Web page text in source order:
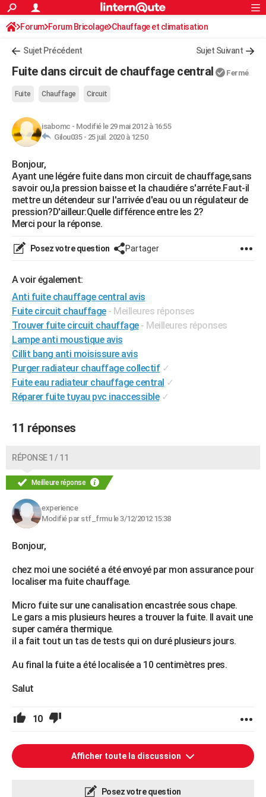
ACTUALITÉS
Politique
Société
Faits Divers
Education
Monde
Villes
+
Essais
Réserver un essai
Citadines
Berlines
SUV
Forum auto
+HIGH-TECH
BRICOLAGE
Forum
Aménagement intérieur
Extérieur
Cuisine
Salle de bains
Jardinage
Rangement
WEEK-END
Guides de France
Escapades
Patrimoine
Expositions
Musées
Week-end nature
+LIFESTYLE
Art de vivre
Bien-être
Loisirs
Mode
Modes de vie
Alimentation
Guide de la santé
Maladies
Médicaments
Sommeil
VOYAGE
Destinations
City break
Voyage nature
Voyage de noces
Forum
Climat
+PHOTO
BONS PLANS
CARTE DE VOEUX
Carte de Noël
Carte Bonne année
Carte Saint-Valentin
Carte Pâques
Carte d'anniversaire
DICTIONNAIRE
Dictionnaire
Biographies
Citations
Expressions
Proverbes
PROGRAMME TV
COPAINS D'AVANT
Rechercher
S'inscrire
Connexion
Forum Forum Bricolage Chauffage et climatisation
Sujet Précédent Sujet Suivant
Fuite dans circuit de chauffage central Fermé
Fuite Chauffage Circuit
isabomc - Modifié le 29 mai 2012 à 16:55
Gilou035 - 25 juil. 2020 à 12:50
Bonjour,
Ayant une légére fuite dans mon circuit de chauffage,sans
savoir ou,la pression baisse et la chaudiére s'arréte.Faut-il
mettre un détendeur sur l'arrivée d'eau ou un régulateur de
pression?D'ailleur:Quelle différence entre les 2?
Merci pour la réponse.
Posez votre question Partager
A voir également:
Anti fuite chauffage central avis
Fuite circuit chauffage - Meilleures réponses
Trouver fuite circuit chauffage - Meilleures réponses
Lampe anti moustique avis
Cillit bang anti moisissure avis
Purger radiateur chauffage collectif ✓
Fuite eau radiateur chauffage central ✓
Réparer fuite tuyau pvc inaccessible ✓
11 réponses
RÉPONSE 1 / 11
Meilleure réponse
experience
Modifié par stf_frmu le 3/12/2012 15:38
Bonjour,
chez moi une société a été envoyé par mon assurance pour
localiser ma fuite chauffage.
Micro fuite sur une canalisation encastrée sous chape.
Le gars a mis plusieurs heures a trouver la fuite. Il avait une
super caméra thermique.
il a fait tout un tas de tests qui on duré plusieurs jours.
Au final la fuite a été localisée a 10 centimètres pres.
Salut
10
Afficher toute la discussion
Posez votre question